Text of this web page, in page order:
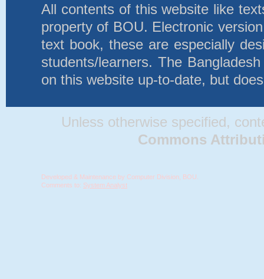
All contents of this website like
property of BOU. Electronic
text book, these are especially
students/learners. The
on this website up-to-date, but
Unless otherwise specified,
Commons
Developed & Maintenance by Computer Division, BOU.
Comments to: System Analyst